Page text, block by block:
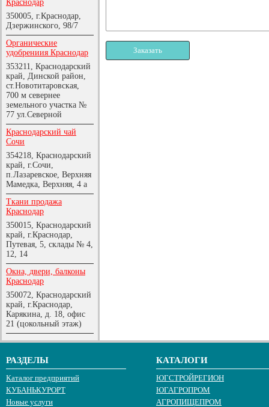
Краснодар
350005, г.Краснодар,
Дзержинского, 98/7
Органические
удобрениия Краснодар
353211, Краснодарский
край, Динской район,
ст.Новотитаровская,
700 м севернее
земельного участка №
77 ул.Северной
Краснодарский чай
Сочи
354218, Краснодарский
край, г.Сочи,
п.Лазаревское, Верхняя
Мамедка, Верхняя, 4 а
Ткани продажа
Краснодар
350015, Краснодарский
край, г.Краснодар,
Путевая, 5, склады № 4,
12, 14
Окна, двери, балконы
Краснодар
350072, Краснодарский
край, г.Краснодар,
Карякина, д. 18, офис
21 (цокольный этаж)
Заказать
РАЗДЕЛЫ
Каталог предприятий
КУБАНЬКУРОРТ
Новые услуги
КАТАЛОГИ
ЮГСТРОЙРЕГИОН
ЮГАГРОПРОМ
АГРОПИЩЕПРОМ